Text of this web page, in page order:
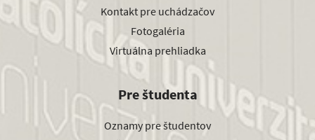
Kontakt pre uchádzačov
Fotogaléria
Virtuálna prehliadka
Pre študenta
Oznamy pre študentov